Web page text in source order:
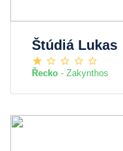
Štúdiá Lukas
Řecko - Zakynthos